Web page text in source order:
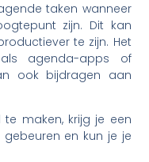
taken wanneer
zijn. Dit kan
te zijn. Het
agenda-apps of
ook bijdragen aan
maken, krijg je een
en kun je je